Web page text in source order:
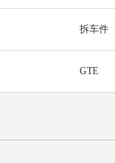
拆车件
GTE